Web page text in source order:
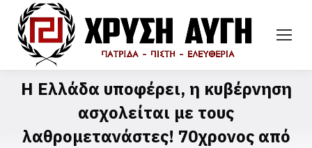
H Ελλάδα υποφέρει, η κυβέρνηση
ασχολείται με τους
λαθρομετανάστες! 70χρονος από